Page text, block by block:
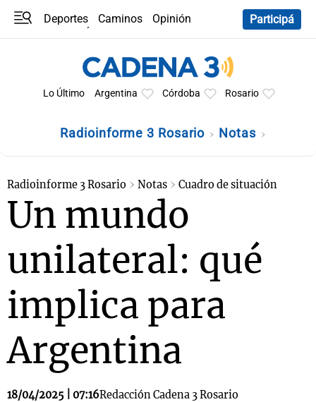
Deportes Caminos
Opinión
Participá
Lo Último Argentina Córdoba Rosario
Radioinforme 3 Rosario Notas
Radioinforme 3 Rosario Notas Cuadro de situación
Un mundo
unilateral: qué
implica para
Argentina
18/04/2025 | 07:16Redacción Cadena 3 Rosario